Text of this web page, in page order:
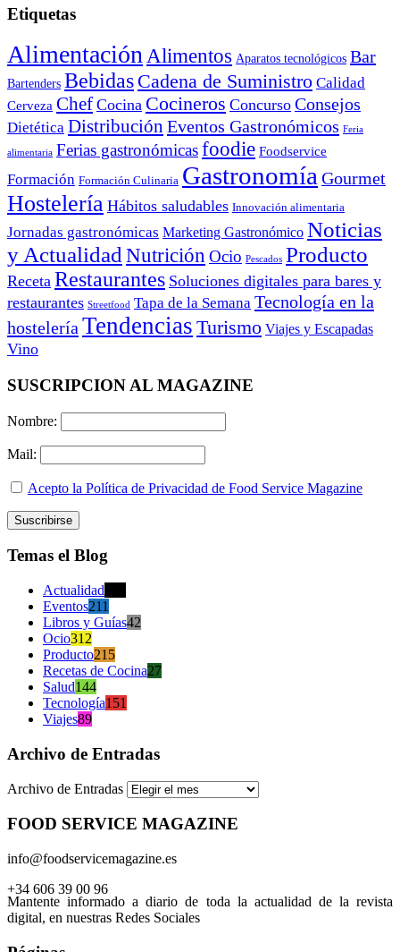
Etiquetas
AlimentaciónAlimentos Aparatos tecnológicos Bar
Bartenders Bebidas Cadena de Suministro Calidad
Cerveza Chef Cocina Cocineros Concurso Consejos
Dietética Distribución Eventos Gastronómicos Feria
alimentaria Ferias gastronómicasfoodie Foodservice
Formación Formación Culinaria Gastronomía Gourmet
Hostelería Hábitos saludables Innovación alimentaria
Jornadas gastronómicas Marketing Gastronómico Noticias
y Actualidad Nutrición Ocio Pescados Producto
Receta Restaurantes Soluciones digitales para bares y
restaurantes Streetfood Tapa de la Semana Tecnología en la
hostelería Tendencias Turismo Viajes y Escapadas
Vino
SUSCRIPCION AL MAGAZINE
Nombre:
Mail:
Acepto la Política de Privacidad de Food Service Magazine
Temas el Blog
Actualidad
Eventos211
Libros y Guías42
Ocio312
Producto215
Recetas de Cocina27
Salud144
Tecnología151
Viajes89
Archivo de Entradas
Archivo de Entradas
FOOD SERVICE MAGAZINE
info@foodservicemagazine.es
+34 606 39 00 96
Mantente informado a diario de toda la actualidad de la revista
digital, en nuestras Redes Sociales